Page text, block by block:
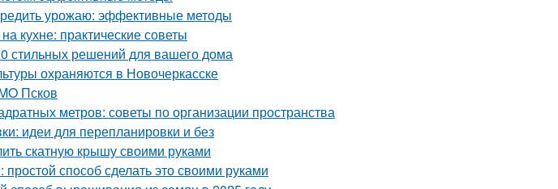
урожаю: эффективные методы
кухне: практические советы
стильных решений для вашего дома
охраняются в Новочеркасске
Псков
метров: советы по организации пространства
идеи для перепланировки и без
скатную крышу своими руками
способ сделать это своими руками